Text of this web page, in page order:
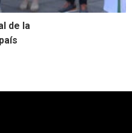
de la